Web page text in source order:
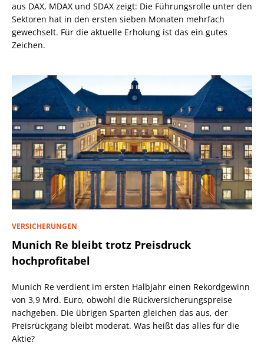
aus DAX, MDAX und SDAX zeigt: Die Führungsrolle unter den
Sektoren hat in den ersten sieben Monaten mehrfach
gewechselt. Für die aktuelle Erholung ist das ein gutes
Zeichen.
VERSICHERUNGEN
Munich Re bleibt trotz Preisdruck
hochprofitabel
Munich Re verdient im ersten Halbjahr einen Rekordgewinn
von 3,9 Mrd. Euro, obwohl die Rückversicherungspreise
nachgeben. Die übrigen Sparten gleichen das aus, der
Preisrückgang bleibt moderat. Was heißt das alles für die
Aktie?